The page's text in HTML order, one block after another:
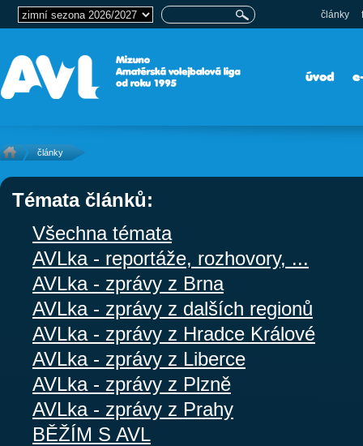
články
úvod
články
Témata článků:
Všechna témata
AVLka - reportáže, rozhovory, ...
AVLka - zprávy z Brna
AVLka - zprávy z dalších regionů
AVLka - zprávy z Hradce Králové
AVLka - zprávy z Liberce
AVLka - zprávy z Plzně
AVLka - zprávy z Prahy
BĚŽÍM S AVL